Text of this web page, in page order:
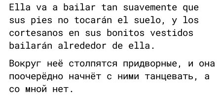
Ella va a bailar tan suavemente que
sus pies no tocarán el suelo, y los
cortesanos en sus bonitos vestidos
bailarán alrededor de ella.
Вокруг неё столпятся придворные, и она
поочерёдно начнёт с ними танцевать, а
со мной нет.